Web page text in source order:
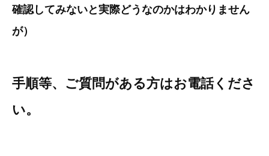
確認してみないと実際どうなのかはわかりません
が）
手順等、ご質問がある方はお電話くださ
い。